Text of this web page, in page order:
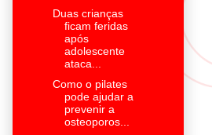
Duas crianças
ficam feridas
após
adolescente
ataca...
Como o pilates
pode ajudar a
prevenir a
osteoporos...